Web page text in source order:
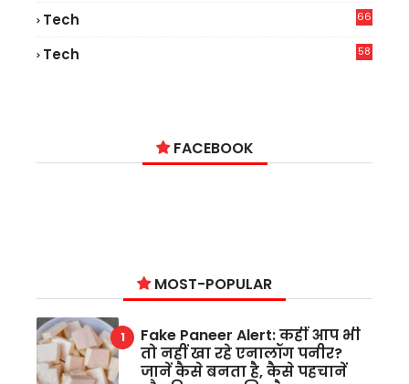
Tech
66
Tech
58
FACEBOOK
MOST-POPULAR
Fake Paneer Alert: कहीं आप भी
तो नहीं खा रहे एनालॉग पनीर?
जानें कैसे बनता है, कैसे पहचानें